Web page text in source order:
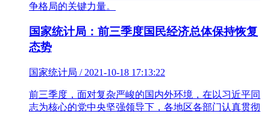
争格局的关键力量。
国家统计局：前三季度国民经济总体保持恢复
态势
国家统计局 / 2021-10-18 17:13:22
前三季度，面对复杂严峻的国内外环境，在以习近平同
志为核心的党中央坚强领导下，各地区各部门认真贯彻